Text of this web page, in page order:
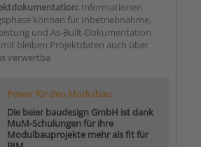
Informationen
können für Inbetriebnahme,
und As-Built-Dokumentation
bleiben Projektdaten auch über
verwertba
Power für den Modulbau
Die beier baudesign GmbH ist dank
MuM-Schulungen für ihre
Modulbauprojekte mehr als fit für